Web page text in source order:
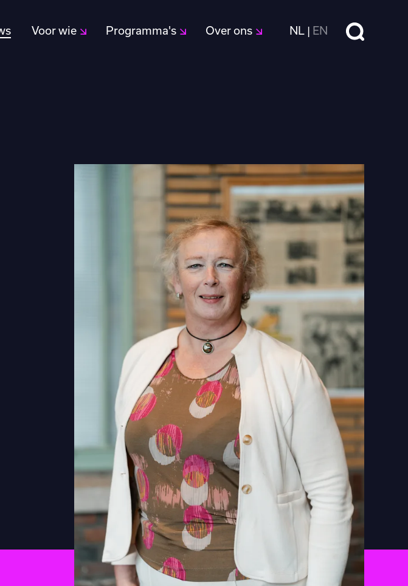
Voor wie Programma's Over ons NL | EN
Zoeken